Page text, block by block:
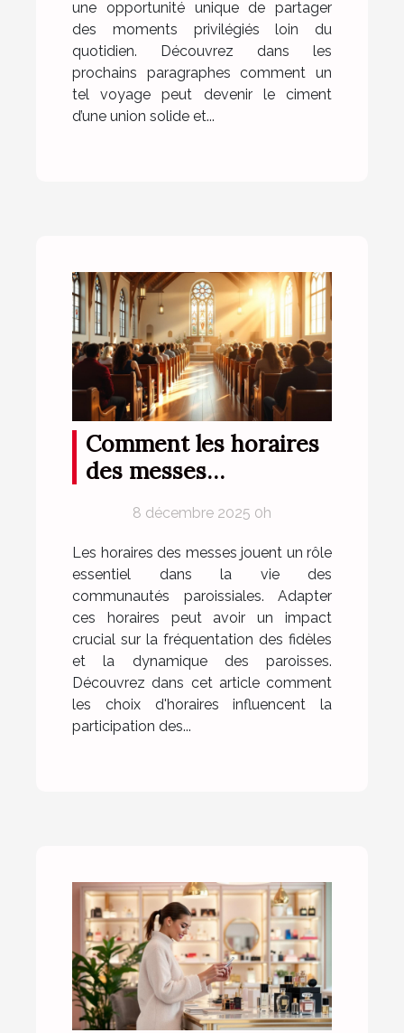
une opportunité unique de partager
des moments privilégiés loin du
quotidien. Découvrez dans les
prochains paragraphes comment un
tel voyage peut devenir le ciment
d’une union solide et...
Comment les horaires
des messes
fréquentation des
paroissiens ?
8 décembre 2025 0h
Les horaires des messes jouent un rôle
essentiel dans la vie des
communautés paroissiales. Adapter
ces horaires peut avoir un impact
crucial sur la fréquentation des fidèles
et la dynamique des paroisses.
Découvrez dans cet article comment
les choix d'horaires influencent la
participation des...